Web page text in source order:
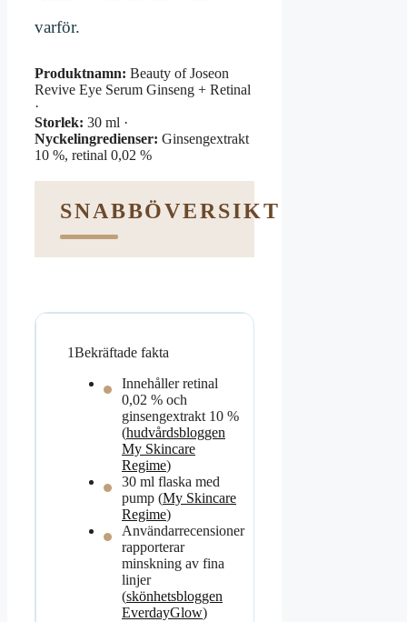
varför.
Produktnamn: Beauty of Joseon
Revive Eye Serum Ginseng + Retinal
·
Storlek: 30 ml ·
Nyckelingredienser: Ginsengextrakt
10 %, retinal 0,02 %
SNABBÖVERSIKT
1Bekräftade fakta
Innehåller retinal
0,02 % och
ginsengextrakt 10 %
(hudvårdsbloggen
My Skincare
Regime)
30 ml flaska med
pump (My Skincare
Regime)
Användarrecensioner
rapporterar
minskning av fina
linjer
(skönhetsbloggen
EverdayGlow)